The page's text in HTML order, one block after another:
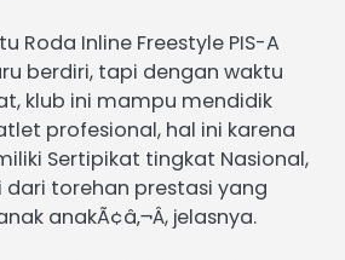
Roda Inline Freestyle PIS-A
berdiri, tapi dengan waktu
klub ini mampu mendidik
profesional, hal ini karena
Sertipikat tingkat Nasional,
torehan prestasi yang
anakÃ¢â‚¬Â, jelasnya.